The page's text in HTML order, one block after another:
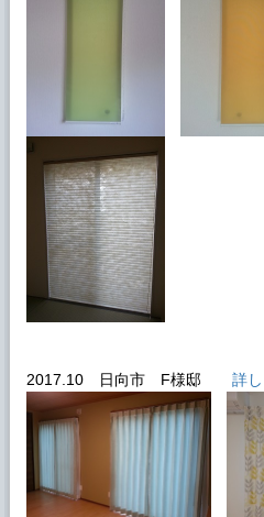
2017.10 日向市 F様邸 詳